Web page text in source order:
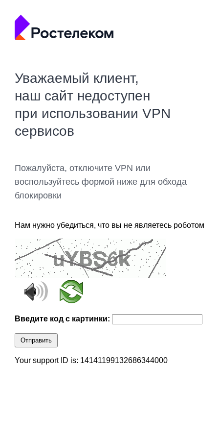
Уважаемый клиент,
наш сайт недоступен
при использовании VPN
сервисов
Пожалуйста, отключите VPN или
воспользуйтесь формой ниже для обхода
блокировки
Нам нужно убедиться, что вы не являетесь роботом
Введите код с картинки:
Отправить
Your support ID is: 14141199132686344000